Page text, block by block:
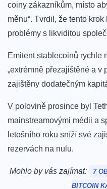
coiny zákazníkům, místo
měnu“. Tvrdil, že tento
problémy s likviditou
Emitent stablecoinů rychle
„extrémně přezajištěné a v
zajištěny dodatečným
V polovině prosince byl
mainstreamovými médii a
letošního roku sníží své
rezervách na nulu.
Mohlo by vás zajímat:
7
BITCOIN